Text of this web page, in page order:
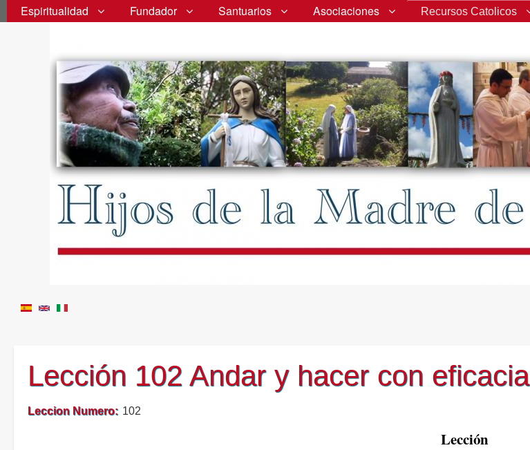
Espiritualidad Fundador Santuarios Asociaciones Recursos Catolicos
Lección 102 Andar y hacer con eficacia
Leccion Numero 102
Lección